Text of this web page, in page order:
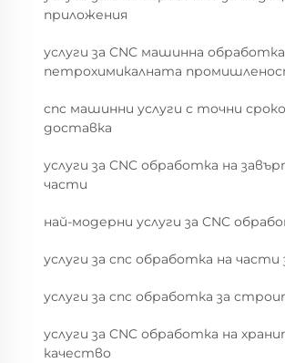
приложения
услуги за CNC машинна обработка
петрохимикалната
cnc машинни услуги с точни
доставка
услуги за CNC обработка на
части
най-модерни услуги за CNC
услуги за cnc обработка на части
услуги за cnc обработка за
услуги за CNC обработка на
качество